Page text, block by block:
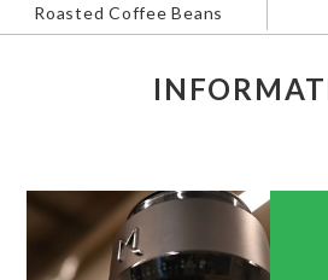
Roasted Coffee Beans